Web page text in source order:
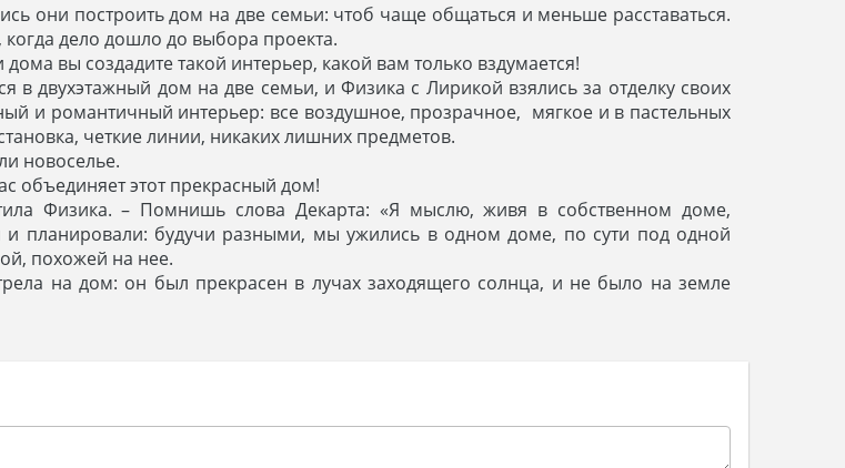
они построить дом на две семьи: чтоб чаще общаться и меньше расставаться.
дело дошло до выбора проекта.
вы создадите такой интерьер, какой вам только вздумается!
в двухэтажный дом на две семьи, и Физика с Лирикой взялись за отделку своих
и романтичный интерьер: все воздушное, прозрачное, мягкое и в пастельных
четкие линии, никаких лишних предметов.
новоселье.
объединяет этот прекрасный дом!
Физика. – Помнишь слова Декарта: «Я мыслю, живя в собственном доме,
и планировали: будучи разными, мы ужились в одном доме, по сути под одной
похожей на нее.
на дом: он был прекрасен в лучах заходящего солнца, и не было на земле